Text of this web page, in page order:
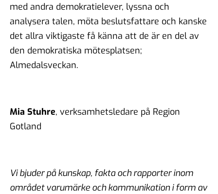
med andra demokratielever, lyssna och
analysera talen, möta beslutsfattare och kanske
det allra viktigaste få känna att de är en del av
den demokratiska mötesplatsen;
Almedalsveckan.
Mia Stuhre, verksamhetsledare på Region
Gotland
Vi bjuder på kunskap, fakta och rapporter inom
området varumärke och kommunikation i form av